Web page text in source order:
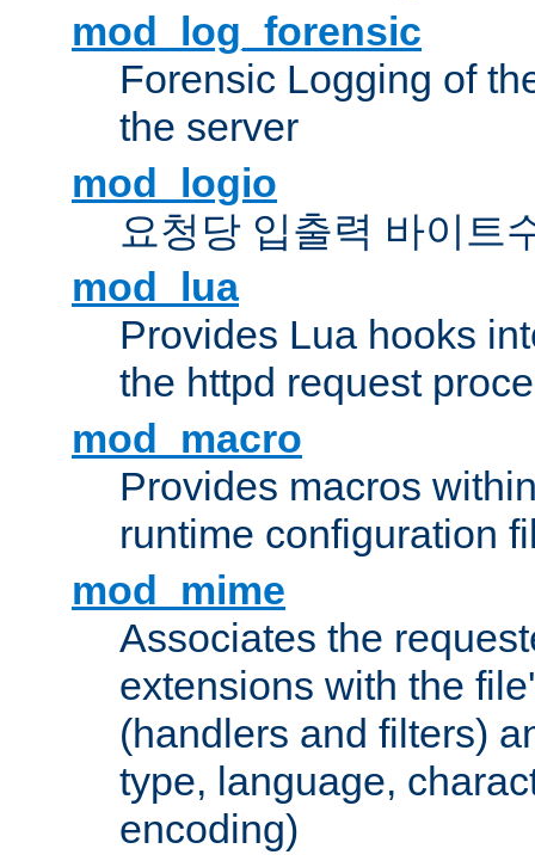
mod_log_forensic
Forensic Logging of
the server
mod_logio
요청당 입출력 바이트
mod_lua
Provides Lua hooks
the httpd request
mod_macro
Provides macros
runtime configuration
mod_mime
Associates the
extensions with the
(handlers and filters)
type, language,
encoding)